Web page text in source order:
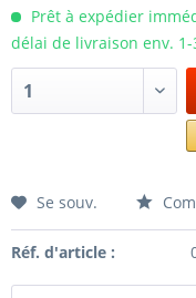
Prêt à expédier
délai de livraison env.
Se souv.
Réf. d'article :